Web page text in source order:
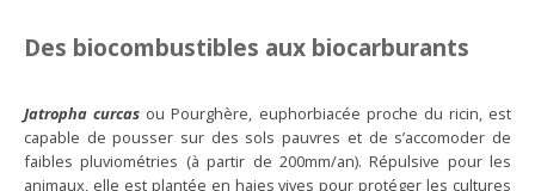
Des biocombustibles aux biocarburants
Jatropha curcas ou Pourghère, euphorbiacée proche du ricin, est
capable de pousser sur des sols pauvres et de s’accomoder de
faibles pluviométries (à partir de 200mm/an). Répulsive pour les
animaux, elle est plantée en haies vives pour protéger les cultures